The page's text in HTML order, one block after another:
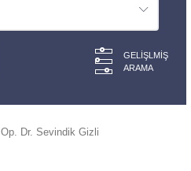
GELIŞLMIŞ
ARAMA
Op. Dr. Sevindik Gizli